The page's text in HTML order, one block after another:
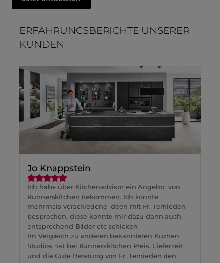
ERFAHRUNGSBERICHTE UNSERER
KUNDEN
Jo Knappstein
Ich habe über Kitchenadvisor ein Angebot von
Runnerskitchen bekommen. Ich konnte
mehrmals verschiedene Ideen mit Fr. Ternieden
besprechen, diese konnte mir dazu dann auch
entsprechend Bilder etc schicken.
Im Vergleich zu anderen bekannteren Küchen
Studios hat bei Runnerskitchen Preis, Lieferzeit
und die Gute Beratung von Fr. Ternieden den